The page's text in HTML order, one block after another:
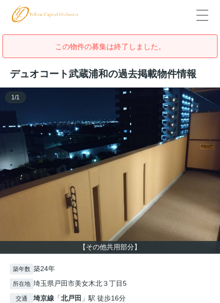
この物件の募集は終了しました。
デュオコート武蔵浦和の過去掲載物件情報
【その他共用部分】
1 /1
築年数 築24年
所在地 埼玉県戸田市美女木北３丁目5
交通 埼京線 「北戸田 」駅 徒歩16分